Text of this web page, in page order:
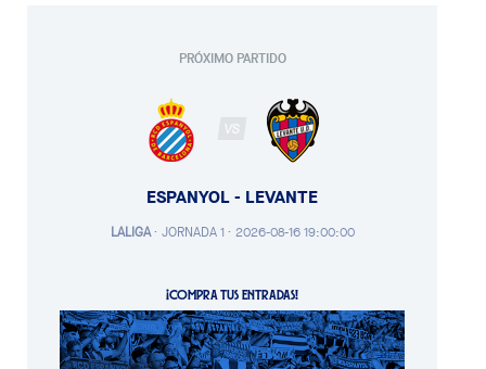
PRÓXIMO PARTIDO
VS
ESPANYOL - LEVANTE
LALIGA· JORNADA 1 · 2026-08-16 19:00:00
¡COMPRA TUS ENTRADAS!